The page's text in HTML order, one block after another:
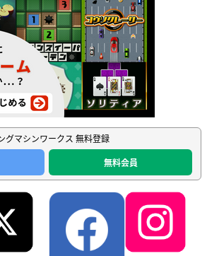
グマシンワークス 無料登録
無料会員